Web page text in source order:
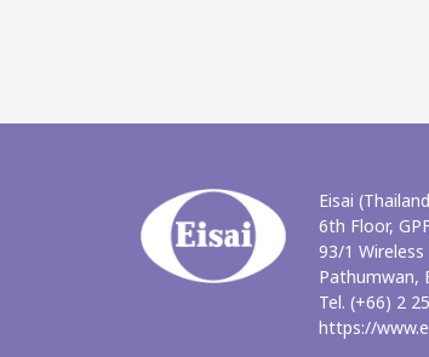
Eisai
6th Floor,
93/1
Pathumwan,
Tel. (+66) 2
https://